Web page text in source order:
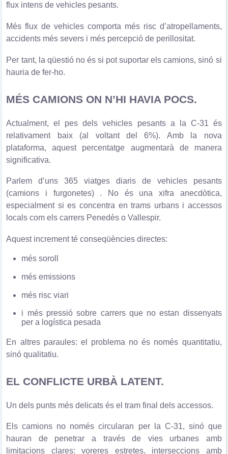
flux intens de vehicles pesants.
Més flux de vehicles comporta més risc d’atropellaments,
accidents més severs i més percepció de perillositat.
Per tant, la qüestió no és si pot suportar els camions, sinó si
hauria de fer-ho.
MÉS CAMIONS ON N’HI HAVIA POCS.
Actualment, el pes dels vehicles pesants a la C-31 és
relativament baix (al voltant del 6%). Amb la nova
plataforma, aquest percentatge augmentarà de manera
significativa.
Parlem d’uns 365 viatges diaris de vehicles pesants
(camions i furgonetes) . No és una xifra anecdòtica,
especialment si es concentra en trams urbans i accessos
locals com els carrers Penedès o Vallespir.
Aquest increment té conseqüències directes:
més soroll
més emissions
més risc viari
i més pressió sobre carrers que no estan dissenyats
per a logística pesada
En altres paraules: el problema no és només quantitatiu,
sinó qualitatiu.
EL CONFLICTE URBÀ LATENT.
Un dels punts més delicats és el tram final dels accessos.
Els camions no només circularan per la C-31, sinó que
hauran de penetrar a través de vies urbanes amb
limitacions clares: voreres estretes, interseccions amb